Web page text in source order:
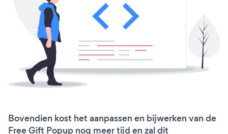
Bovendien kost het aanpassen en bijwerken van de
Free Gift Popup nog meer tijd en zal dit